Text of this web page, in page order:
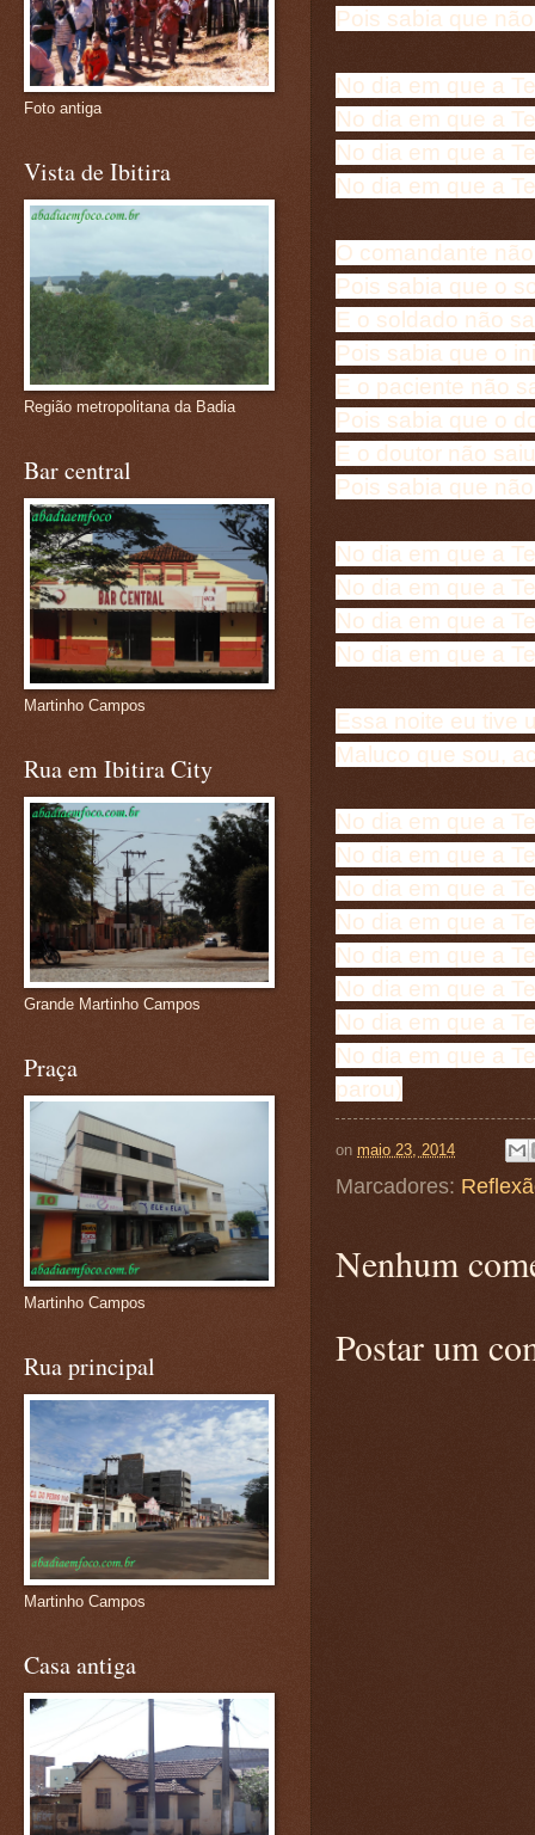
Pois sabia que
No dia em que a
No dia em que a
No dia em que a
No dia em que a
O comandante
Pois sabia que o
E o soldado não
Pois sabia que o
E o paciente não
Pois sabia que o
E o doutor não
Pois sabia que
No dia em que a
No dia em que a
No dia em que a
No dia em que a
Essa noite eu tive
Maluco que sou,
No dia em que a
No dia em que a
No dia em que a
No dia em que a
No dia em que a
No dia em que a
No dia em que a
No dia em que a
parou)
on maio 23, 2014
Marcadores:
Nenhum
Postar um
Foto antiga
Vista de Ibitira
Região metropolitana da Badia
Bar central
Martinho Campos
Rua em Ibitira City
Grande Martinho Campos
Praça
Martinho Campos
Rua principal
Martinho Campos
Casa antiga